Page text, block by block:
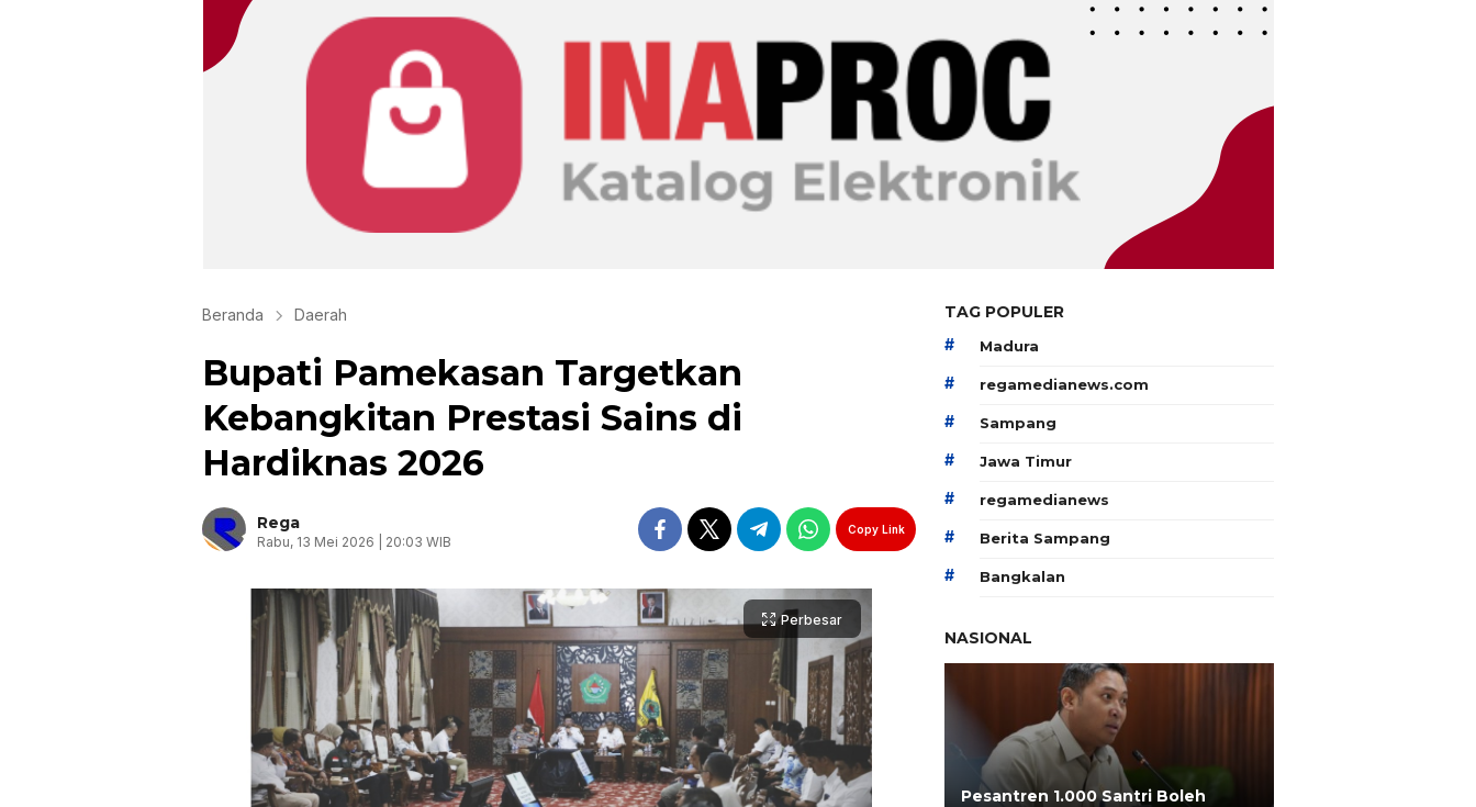
Beranda Daerah
Bupati Pamekasan Targetkan
Kebangkitan Prestasi Sains di
Hardiknas 2026
Rega
Rabu, 13 Mei 2026 | 20:03 WIB
Copy Link
Perbesar
TAG POPULER
# Madura
# regamedianews.com
# Sampang
# Jawa Timur
# regamedianews
# Berita Sampang
# Bangkalan
NASIONAL
Pesantren 1.000 Santri Boleh